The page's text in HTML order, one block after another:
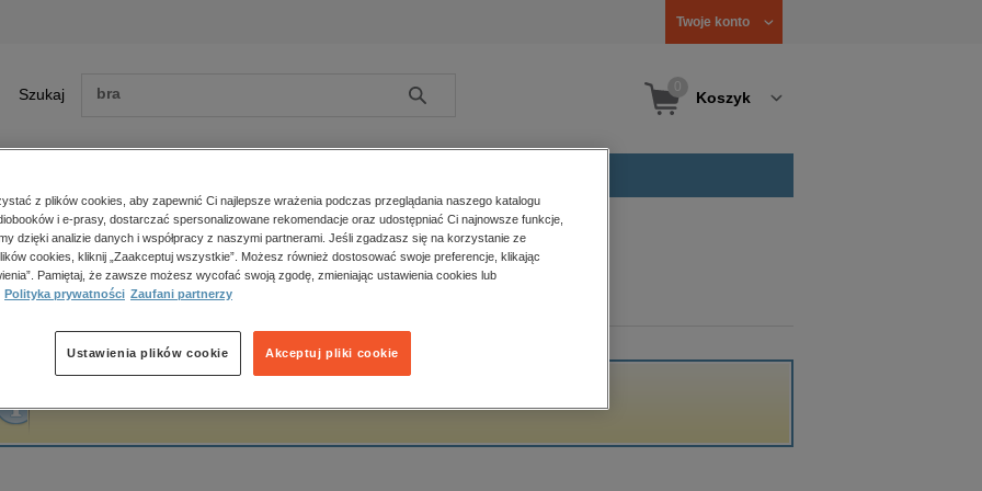
Twoje konto
Szukaj Szukaj Koszyk
Zobacz wszystkie E-prasa
polityka, społeczno-informacyjne
psychologiczne
popularno-naukowe
historia
główna Katarzyna Dmoch
Dmoch
z plików cookies, aby zapewnić Ci najlepsze wrażenia podczas przeglądania naszego katalogu
i e-prasy, dostarczać spersonalizowane rekomendacje oraz udostępniać Ci najnowsze funkcje,
dzięki analizie danych i współpracy z naszymi partnerami. Jeśli zgadzasz się na korzystanie ze
cookies, kliknij „Zaakceptuj wszystkie”. Możesz również dostosować swoje preferencje, klikając
Pamiętaj, że zawsze możesz wycofać swoją zgodę, zmieniając ustawienia cookies lub
Polityka prywatności Zaufani partnerzy
Akceptuj pliki cookie
Ustawienia plików cookie